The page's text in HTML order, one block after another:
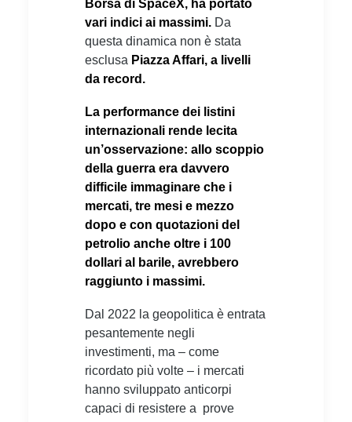
Borsa di SpaceX, ha portato
vari indici ai massimi. Da
questa dinamica non è stata
esclusa Piazza Affari, a livelli
da record.
La performance dei listini
internazionali rende lecita
un’osservazione: allo scoppio
della guerra era davvero
difficile immaginare che i
mercati, tre mesi e mezzo
dopo e con quotazioni del
petrolio anche oltre i 100
dollari al barile, avrebbero
raggiunto i massimi.
Dal 2022 la geopolitica è entrata
pesantemente negli
investimenti, ma – come
ricordato più volte – i mercati
hanno sviluppato anticorpi
capaci di resistere a prove